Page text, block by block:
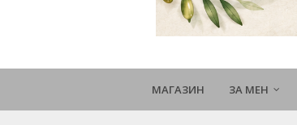
МАГАЗИН ЗА МЕН